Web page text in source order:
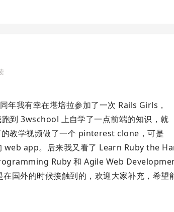
年我有幸在堪培拉参加了一次 Rails Girls，
到 3wschool 上自学了一点前端的知识，就
教学视频做了一个 pinterest clone，可是
web app。后来我又看了 Learn Ruby the
Ruby 和 Agile Web
国外的时候接触到的，欢迎大家补充，希望